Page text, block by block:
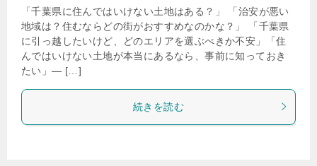
「千葉県に住んではいけない土地はある？」 「治安が悪い
地域は？住むならどの街がおすすめなのかな？」 「千葉県
に引っ越したいけど、どのエリアを選ぶべきか不安」「住
んではいけない土地が本当にあるなら、事前に知っておき
たい」— […]
続きを読む